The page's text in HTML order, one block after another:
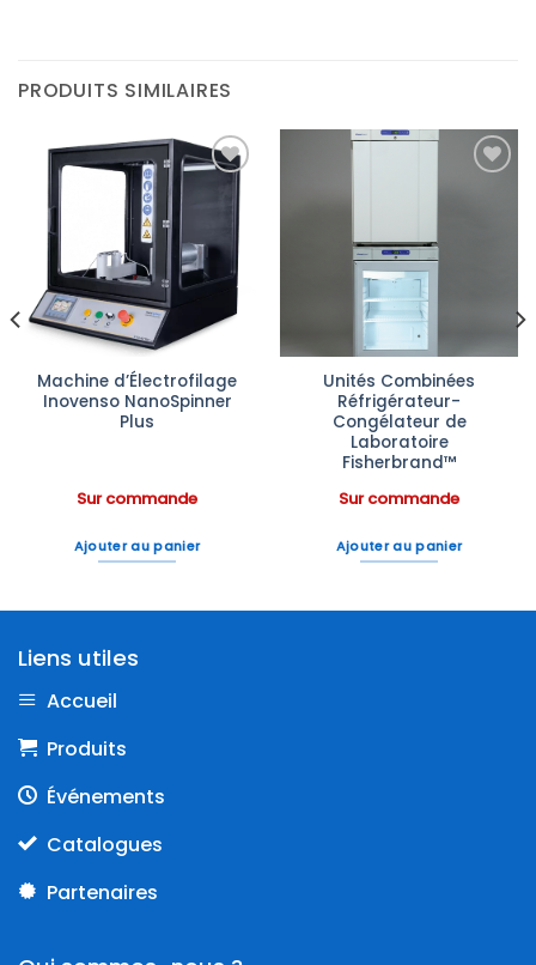
PRODUITS SIMILAIRES
Ajouter
à la liste
d’envies
Machine d’Électrofilage
Inovenso NanoSpinner
Plus
Sur commande
Ajouter au panier
Unités Combinées
Réfrigérateur-
Congélateur de
Laboratoire
Fisherbrand™
Sur commande
Ajouter au panier
Liens utiles
Accueil
Produits
Événements
Catalogues
Partenaires